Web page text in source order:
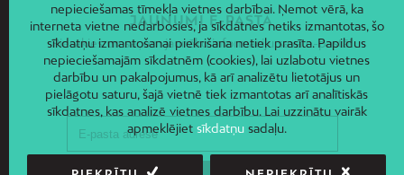
JAUNUMI E-PASTĀ
Piesakies un saņem jaunāko informāciju savā e-pastā!
nepieciešamas tīmekļa vietnes darbībai. Ņemot vērā, ka
interneta vietne nedarbosies, ja sīkdatnes netiks izmantotas, šo
sīkdatņu izmantošanai piekrišana netiek prasīta. Papildus
nepieciešamajām sīkdatnēm (cookies), lai uzlabotu vietnes
darbību un pakalpojumus, kā arī analizētu lietotājus un
pielāgotu saturu, šajā vietnē tiek izmantotas arī analītiskās
sīkdatnes, kas analizē vietnes darbību. Lai uzzinātu vairāk
apmeklējiet sīkdatņusadaļu.